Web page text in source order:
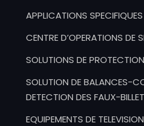
APPLICATIONS
CENTRE D’OPERATIONS DE
SOLUTIONS DE
SOLUTION DE BALANCES-
DETECTION DES FAUX-
EQUIPEMENTS DE